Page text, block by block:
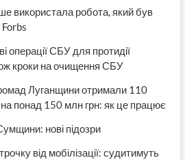
використала робота, який був
операції СБУ для протидії
кроки на очищення СБУ
Луганщини отримали 110
понад 150 млн грн: як це працює
нові підозри
від мобілізації: судитимуть